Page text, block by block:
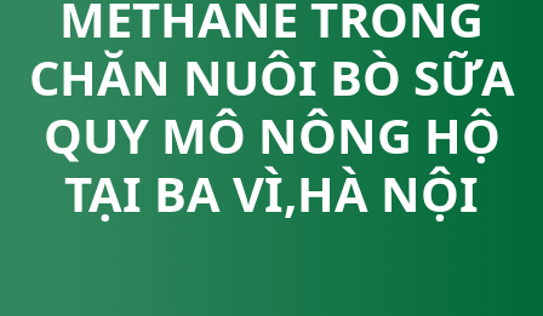
METHANE TRONG
CHĂN NUÔI BÒ SỮA
QUY MÔ NÔNG HỘ
TẠI BA VÌ,HÀ NỘI